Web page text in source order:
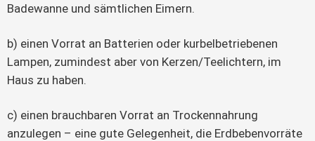
Badewanne und sämtlichen Eimern.
b) einen Vorrat an Batterien oder kurbelbetriebenen
Lampen, zumindest aber von Kerzen/Teelichtern, im
Haus zu haben.
c) einen brauchbaren Vorrat an Trockennahrung
anzulegen – eine gute Gelegenheit, die Erdbebenvorräte